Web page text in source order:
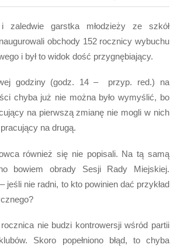
zaledwie garstka młodzieży ze szkół
obchody 152 rocznicy wybuchu
i był to widok dość przygnębiający.
godziny (godz. 14 – przyp. red.) na
chyba już nie można było wymyślić, bo
na pierwszą zmianę nie mogli w nich
na drugą.
również się nie popisali. Na tą samą
bowiem obrady Sesji Rady Miejskiej.
jeśli nie radni, to kto powinien dać przykład
nie budzi kontrowersji wśród partii
Skoro popełniono błąd, to chyba